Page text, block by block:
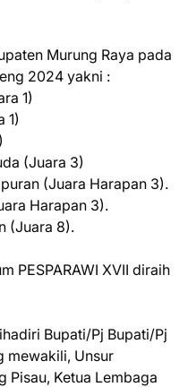
Murung Raya pada
2024 yakni :
1)
1)
(Juara 3)
(Juara Harapan 3).
Harapan 3).
(Juara 8).
PESPARAWI XVII diraih
Bupati/Pj Bupati/Pj
mewakili, Unsur
Pisau, Ketua Lembaga